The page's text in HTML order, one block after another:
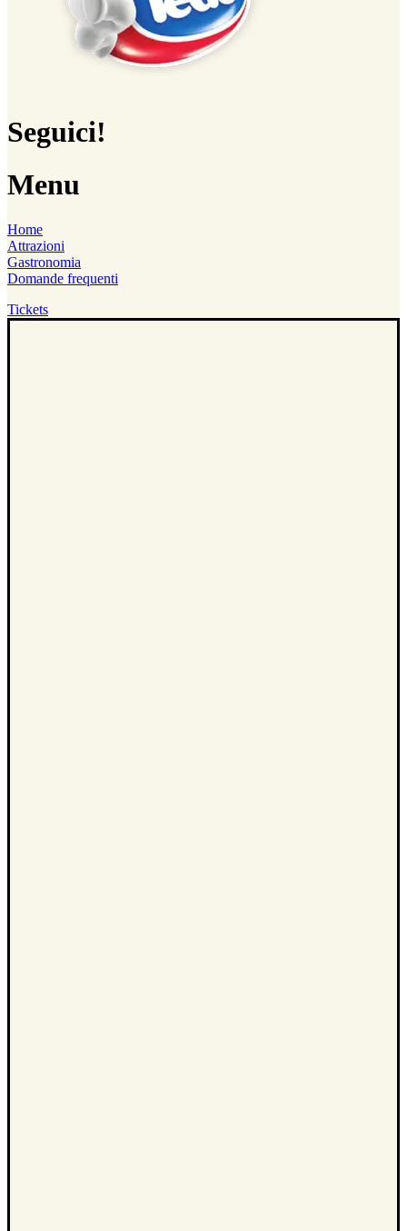
Seguici!
Menu
Home
Attrazioni
Gastronomia
Domande frequenti
Tickets